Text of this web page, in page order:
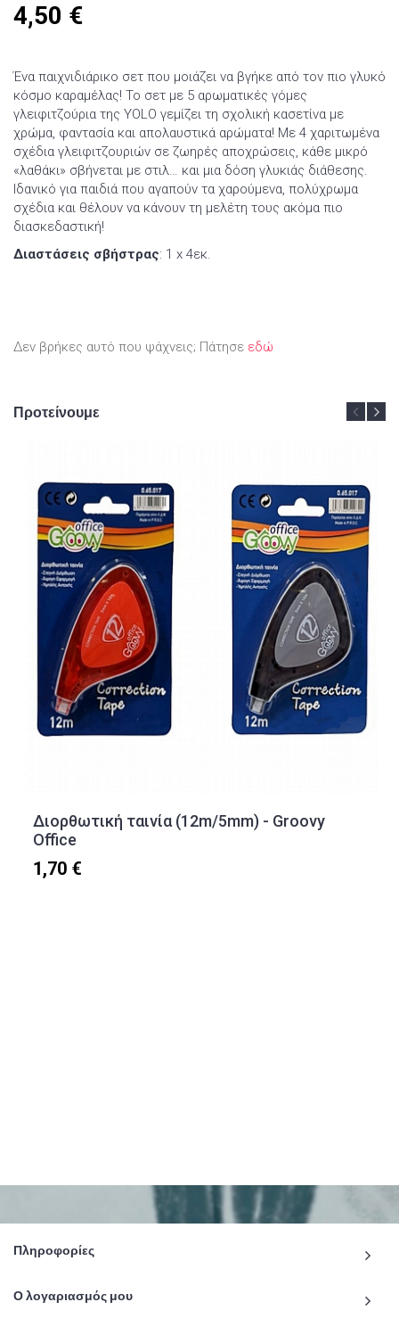
4,50 €
Ένα παιχνιδιάρικο σετ που μοιάζει να βγήκε από τον πιο γλυκό
κόσμο καραμέλας! Το σετ με 5 αρωματικές γόμες
γλειφιτζούρια της YOLO γεμίζει τη σχολική κασετίνα με
χρώμα, φαντασία και απολαυστικά αρώματα! Με 4 χαριτωμένα
σχέδια γλειφιτζουριών σε ζωηρές αποχρώσεις, κάθε μικρό
«λαθάκι» σβήνεται με στιλ… και μια δόση γλυκιάς διάθεσης.
Ιδανικό για παιδιά που αγαπούν τα χαρούμενα, πολύχρωμα
σχέδια και θέλουν να κάνουν τη μελέτη τους ακόμα πιο
διασκεδαστική!
Διαστάσεις σβήστρας: 1 x 4εκ.
Δεν βρήκες αυτό που ψάχνεις; Πάτησε εδώ
Προτείνουμε
Διορθωτική ταινία (12m/5mm) - Groovy
Office
1,70 €
Πληροφορίες
Ο λογαριασμός μου